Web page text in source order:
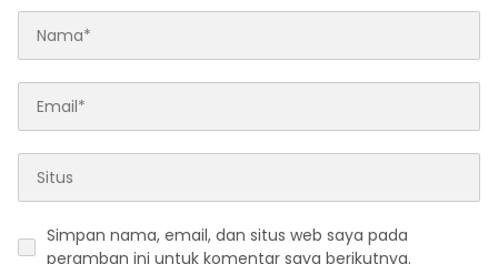
Simpan nama, email, dan situs web saya pada
peramban ini untuk komentar saya berikutnya.